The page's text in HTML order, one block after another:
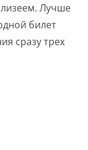
Лучше
билет
сразу трех